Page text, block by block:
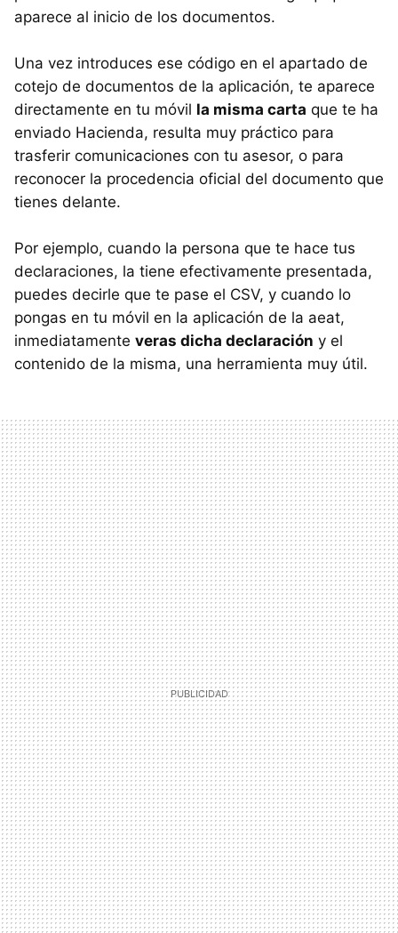
aparece al inicio de los documentos.
Una vez introduces ese código en el apartado de
cotejo de documentos de la aplicación, te aparece
directamente en tu móvil la misma carta que te ha
enviado Hacienda, resulta muy práctico para
trasferir comunicaciones con tu asesor, o para
reconocer la procedencia oficial del documento que
tienes delante.
Por ejemplo, cuando la persona que te hace tus
declaraciones, la tiene efectivamente presentada,
puedes decirle que te pase el CSV, y cuando lo
pongas en tu móvil en la aplicación de la aeat,
inmediatamente veras dicha declaración y el
contenido de la misma, una herramienta muy útil.